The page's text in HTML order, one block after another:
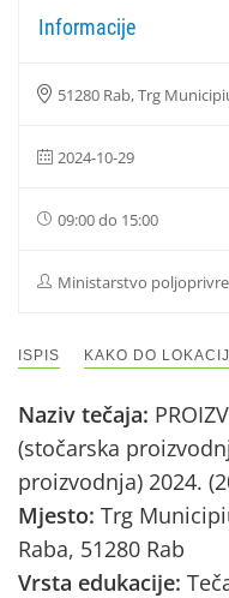
Informacije
51280 Rab, Trg
2024-10-29
09:00 do 15:00
Ministarstvo
ISPIS KAKO DO
Naziv tečaja:
(stočarska
proizvodnja) 2024.
Mjesto: Trg
Raba, 51280 Rab
Vrsta edukacije: